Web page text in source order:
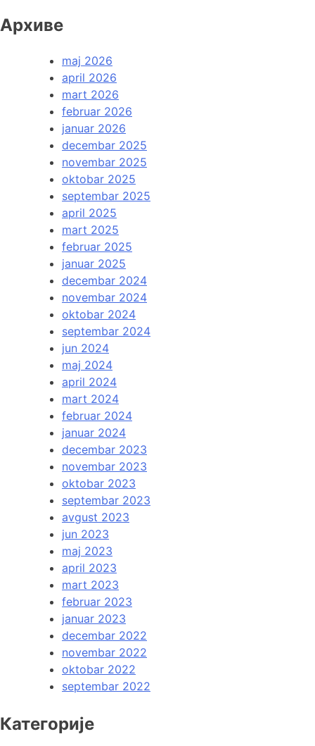
Архиве
maj 2026
april 2026
mart 2026
februar 2026
januar 2026
decembar 2025
novembar 2025
oktobar 2025
septembar 2025
april 2025
mart 2025
februar 2025
januar 2025
decembar 2024
novembar 2024
oktobar 2024
septembar 2024
jun 2024
maj 2024
april 2024
mart 2024
februar 2024
januar 2024
decembar 2023
novembar 2023
oktobar 2023
septembar 2023
avgust 2023
jun 2023
maj 2023
april 2023
mart 2023
februar 2023
januar 2023
decembar 2022
novembar 2022
oktobar 2022
septembar 2022
Категорије